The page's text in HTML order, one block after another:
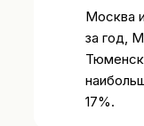
Москва
за год,
17%.